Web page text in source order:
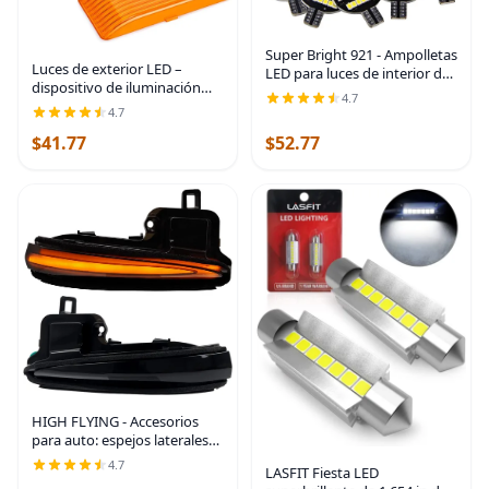
Luces de exterior LED –
dispositivo de iluminación
Kohree de 12 voltios, 280
lúmenes, iluminación de
repuesto para vehículos
4.7
$41.77
Super Bright 921 - Ampolletas
LED para luces de interior de
casa rodante, remolque,
barco, cúpula interior
6000 K, color
4.7
$52.77
HIGH FLYING - Accesorios
para auto: espejos laterales
LED, luces de señal de giro
dinámicas y secuenciales con
4.7
LASFIT Fiesta LED